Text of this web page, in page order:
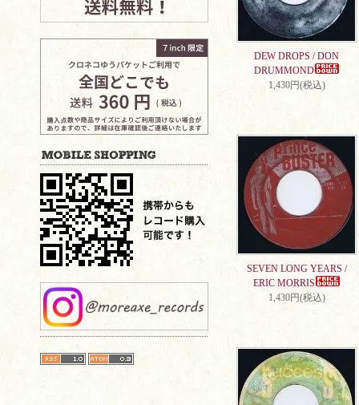
DEW DROPS / DON
DRUMMOND
1,430円(税込)
SEVEN LONG YEARS /
ERIC MORRIS
1,430円(税込)